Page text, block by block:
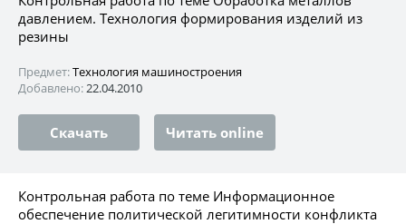
давлением. Технология формирования изделий из
резины
Предмет:Технология машиностроения
Добавлено:22.04.2010
Скачать Читать online
Контрольная работа по теме Информационное
обеспечение политической легитимности конфликта